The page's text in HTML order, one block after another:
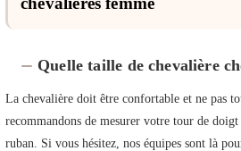
Quelle taille de chevalière
La chevalière doit être confortable et ne pas
recommandons de mesurer votre tour de
ruban. Si vous hésitez, nos équipes sont là